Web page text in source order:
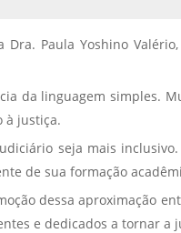
Paula Yoshino
da linguagem simples.
à justiça.
seja mais
de sua formação
dessa aproximação
e dedicados a tornar a